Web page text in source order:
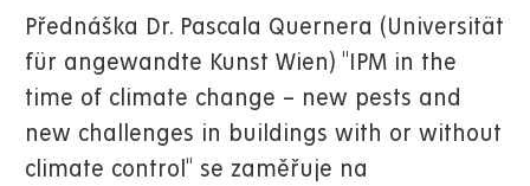
Přednáška Dr. Pascala Quernera (Universität
für angewandte Kunst Wien) "IPM in the
time of climate change – new pests and
new challenges in buildings with or without
climate control" se zaměřuje na